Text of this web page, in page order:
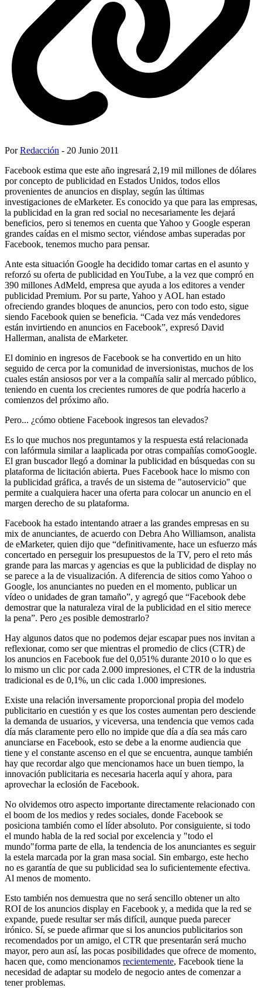
PorRedacción - 20 Junio 2011
Facebook estima que este año ingresará 2,19 mil millones de dólares
por concepto de publicidad en Estados Unidos, todos ellos
provenientes de anuncios en display, según las últimas
investigaciones de eMarketer. Es conocido ya que para las empresas,
la publicidad en la gran red social no necesariamente les dejará
beneficios, pero si tenemos en cuenta que Yahoo y Google esperan
grandes caídas en el mismo sector, viéndose ambas superadas por
Facebook, tenemos mucho para pensar.
Ante esta situación Google ha decidido tomar cartas en el asunto y
reforzó su oferta de publicidad en YouTube, a la vez que compró en
390 millones AdMeld, empresa que ayuda a los editores a vender
publicidad Premium. Por su parte, Yahoo y AOL han estado
ofreciendo grandes bloques de anuncios, pero con todo esto, sigue
siendo Facebook quien se beneficia. “Cada vez más vendedores
están invirtiendo en anuncios en Facebook”, expresó David
Hallerman, analista de eMarketer.
El dominio en ingresos de Facebook se ha convertido en un hito
seguido de cerca por la comunidad de inversionistas, muchos de los
cuales están ansiosos por ver a la compañía salir al mercado público,
teniendo en cuenta los crecientes rumores de que podría hacerlo a
comienzos del próximo año.
Pero... ¿cómo obtiene Facebook ingresos tan elevados?
Es lo que muchos nos preguntamos y la respuesta está relacionada
con lafórmula similar a laaplicada por otras compañías comoGoogle.
El gran buscador llegó a dominar la publicidad en búsquedas con su
plataforma de licitación abierta. Pues Facebook hace lo mismo con
la publicidad gráfica, a través de un sistema de "autoservicio" que
permite a cualquiera hacer una oferta para colocar un anuncio en el
margen derecho de su plataforma.
Facebook ha estado intentando atraer a las grandes empresas en su
mix de anunciantes, de acuerdo con Debra Aho Williamson, analista
de eMarketer, quien dijo que “definitivamente, hace un esfuerzo más
concertado en perseguir los presupuestos de la TV, pero el reto más
grande para las marcas y agencias es que la publicidad de display no
se parece a la de visualización. A diferencia de sitios como Yahoo o
Google, los anunciantes no pueden en el momento, publicar un
vídeo o unidades de gran tamaño”, y agregó que “Facebook debe
demostrar que la naturaleza viral de la publicidad en el sitio merece
la pena”. Pero ¿es posible demostrarlo?
Hay algunos datos que no podemos dejar escapar pues nos invitan a
reflexionar, como ser que mientras el promedio de clics (CTR) de
los anuncios en Facebook fue del 0,051% durante 2010 o lo que es
lo mismo un clic por cada 2.000 impresiones, el CTR de la industria
tradicional es de 0,1%, un clic cada 1.000 impresiones.
Existe una relación inversamente proporcional propia del modelo
publicitario en cuestión y es que los costes aumentan pero desciende
la demanda de usuarios, y viceversa, una tendencia que vemos cada
día más claramente pero ello no impide que día a día sea más caro
anunciarse en Facebook, esto se debe a la enorme audiencia que
tiene y el constante ascenso en el que se encuentra, aunque también
hay que recordar algo que mencionamos hace un buen tiempo, la
innovación publicitaria es necesaria hacerla aquí y ahora, para
aprovechar la eclosión de Facebook.
No olvidemos otro aspecto importante directamente relacionado con
el boom de los medios y redes sociales, donde Facebook se
posiciona también como el líder absoluto. Por consiguiente, si todo
el mundo habla de la red social por excelencia y "todo el
mundo"forma parte de ella, la tendencia de los anunciantes es seguir
la estela marcada por la gran masa social. Sin embargo, este hecho
no es garantía de que su publicidad sea lo suficientemente efectiva.
Al menos de momento.
Esto también nos demuestra que no será sencillo obtener un alto
ROI de los anuncios display en Facebook y, a medida que la red se
expande, puede resultar ser más difícil, aunque pueda parecer
irónico. Sí, se puede afirmar que si los anuncios publicitarios son
recomendados por un amigo, el CTR que presentarán será mucho
mayor, pero aun así, las pocas posibilidades que ofrece de momento,
hacen que, como mencionamos recientemente, Facebook tiene la
necesidad de adaptar su modelo de negocio antes de comenzar a
tener problemas.